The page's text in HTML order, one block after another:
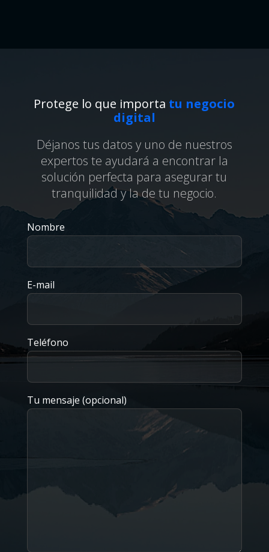
Protege lo que importa tu negocio
digital
Déjanos tus datos y uno de nuestros
expertos te ayudará a encontrar la
solución perfecta para asegurar tu
tranquilidad y la de tu negocio.
Nombre
E-mail
Teléfono
Tu mensaje (opcional)